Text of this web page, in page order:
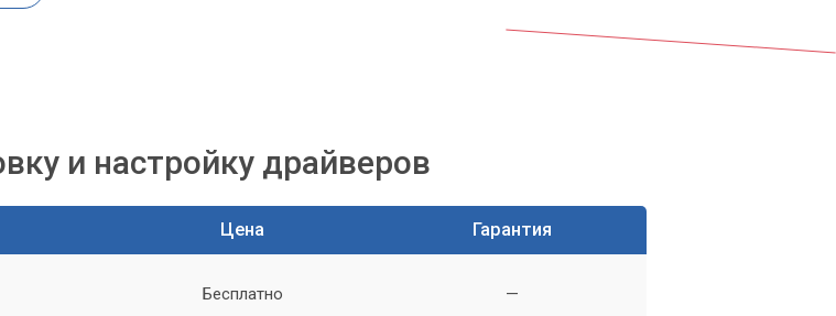
вручную?
Windows, который позволяет
управлять их драйверами.
"Диспетчер устройств" (или нажмите Win
и настройку драйверов
Цена Гарантия
Бесплатно —